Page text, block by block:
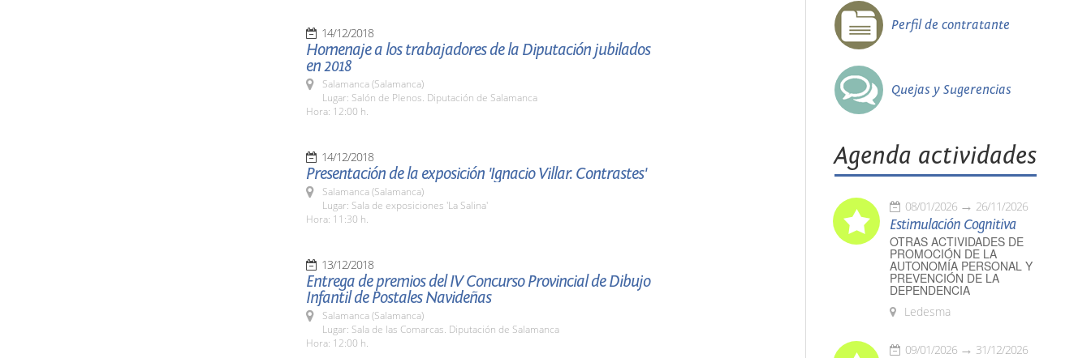
14/12/2018
Homenaje a los trabajadores de la Diputación jubilados
en 2018
Salamanca (Salamanca)
Lugar: Salón de Plenos. Diputación de Salamanca
Hora: 12:00 h.
14/12/2018
Presentación de la exposición 'Ignacio Villar. Contrastes'
Salamanca (Salamanca)
Lugar: Sala de exposiciones 'La Salina'
Hora: 11:30 h.
13/12/2018
Entrega de premios del IV Concurso Provincial de Dibujo
Infantil de Postales Navideñas
Salamanca (Salamanca)
Lugar: Sala de las Comarcas. Diputación de Salamanca
Hora: 12:00 h.
Perfil de contratante
Quejas y Sugerencias
Agenda actividades
08/01/2026 26/11/2026
Estimulación Cognitiva
OTRAS ACTIVIDADES DE
PROMOCIÓN DE LA
AUTONOMÍA PERSONAL Y
PREVENCIÓN DE LA
DEPENDENCIA
Ledesma
09/01/2026 31/12/2026